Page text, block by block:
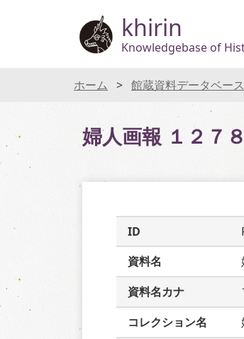
khirin
Knowledgebase of
ホーム 館蔵資料データベース
婦人画報 １２７
ID
資料名
資料名カナ
コレクション名